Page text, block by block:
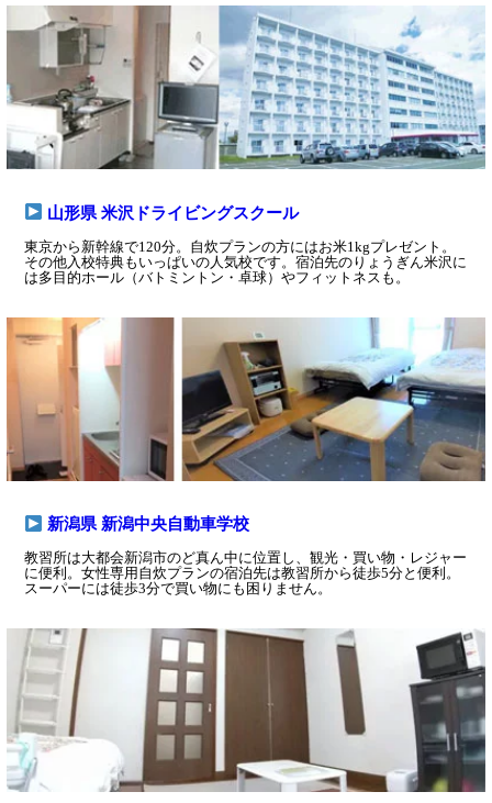
山形県 米沢ドライビングスクール
東京から新幹線で120分。自炊プランの方にはお米1kgプレゼント。
その他入校特典もいっぱいの人気校です。宿泊先のりょうぎん米沢に
は多目的ホール（バトミントン・卓球）やフィットネスも。
新潟県 新潟中央自動車学校
教習所は大都会新潟市のど真ん中に位置し、観光・買い物・レジャー
に便利。女性専用自炊プランの宿泊先は教習所から徒歩5分と便利。
スーパーには徒歩3分で買い物にも困りません。